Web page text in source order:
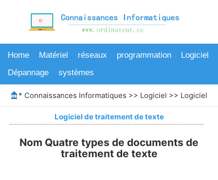
Home Matériel réseaux programmation
Logiciel
Dépannage
systèmes
* Connaissances Informatiques >> Logiciel >> Logiciel
Logiciel de traitement de texte
Nom Quatre types de documents de
traitement de texte